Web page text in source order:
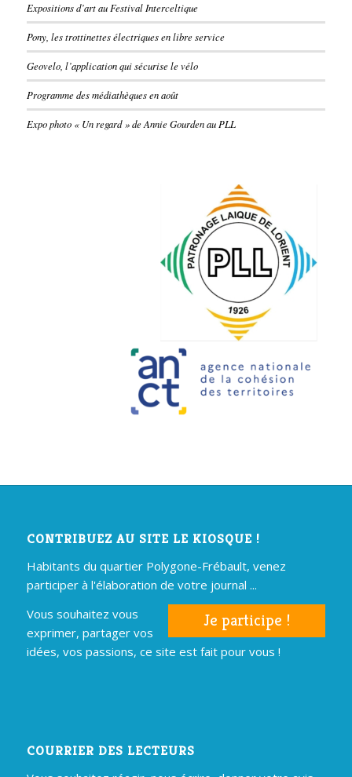
Expositions d’art au Festival Interceltique
Pony, les trottinettes électriques en libre service
Geovelo, l’application qui sécurise le vélo
Programme des médiathèques en août
Expo photo « Un regard » de Annie Gourden au PLL
CONTRIBUEZ AU SITE LE KIOSQUE !
Habitants du quartier Polygone-Frébault, venez
participer à l'élaboration de votre journal ...
Je participe !
Vous souhaitez vous
exprimer, partager vos
idées, vos passions, ce site est fait pour vous !
COURRIER DES LECTEURS